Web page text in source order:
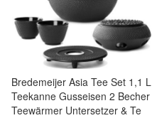
Bredemeijer Asia Tee Set 1,1 L
Teekanne Gusseisen 2 Becher
Teewärmer Untersetzer & Te